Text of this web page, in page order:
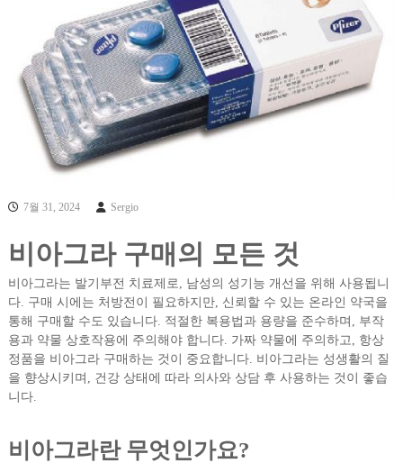
7월 31, 2024 Sergio
비아그라 구매의 모든 것
비아그라는 발기부전 치료제로, 남성의 성기능 개선을 위해 사용됩니
다. 구매 시에는 처방전이 필요하지만, 신뢰할 수 있는 온라인 약국을
통해 구매할 수도 있습니다. 적절한 복용법과 용량을 준수하며, 부작
용과 약물 상호작용에 주의해야 합니다. 가짜 약물에 주의하고, 항상
정품을 비아그라 구매하는 것이 중요합니다. 비아그라는 성생활의 질
을 향상시키며, 건강 상태에 따라 의사와 상담 후 사용하는 것이 좋습
니다.
비아그라란 무엇인가요?